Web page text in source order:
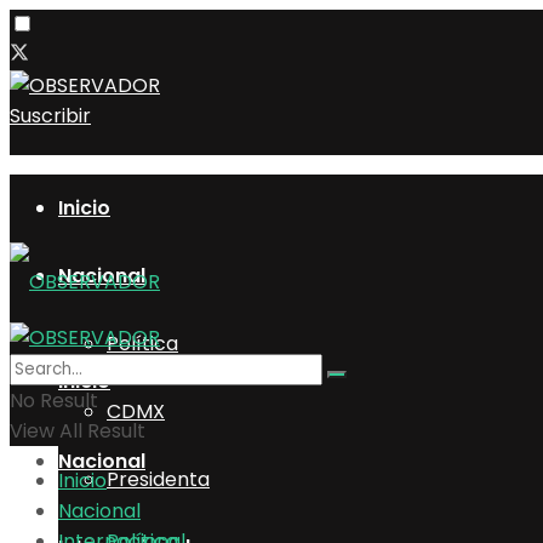
Suscribir
Inicio
Nacional
Política
CDMX
Presidenta
Inicio
Nacional
No Result
View All Result
Inicio
Nacional